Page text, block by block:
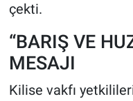
çekti.
“BARIŞ VE
MESAJI
Kilise vakfı